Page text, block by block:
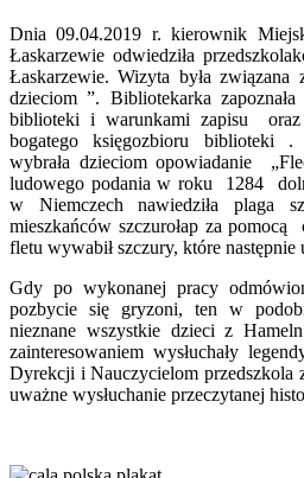
Dnia 09.04.2019 r. kierownik
Łaskarzewie odwiedziła
Łaskarzewie. Wizyta była związana
dzieciom ”. Bibliotekarka
biblioteki i warunkami zapisu oraz
bogatego księgozbioru biblioteki .
wybrała dzieciom opowiadanie
ludowego podania w roku 1284
w Niemczech nawiedziła plaga
mieszkańców szczurołap za
fletu wywabił szczury, które następnie
Gdy po wykonanej pracy
pozbycie się gryzoni, ten w
nieznane wszystkie dzieci z
zainteresowaniem wysłuchały
Dyrekcji i Nauczycielom przedszkola
uważne wysłuchanie przeczytanej